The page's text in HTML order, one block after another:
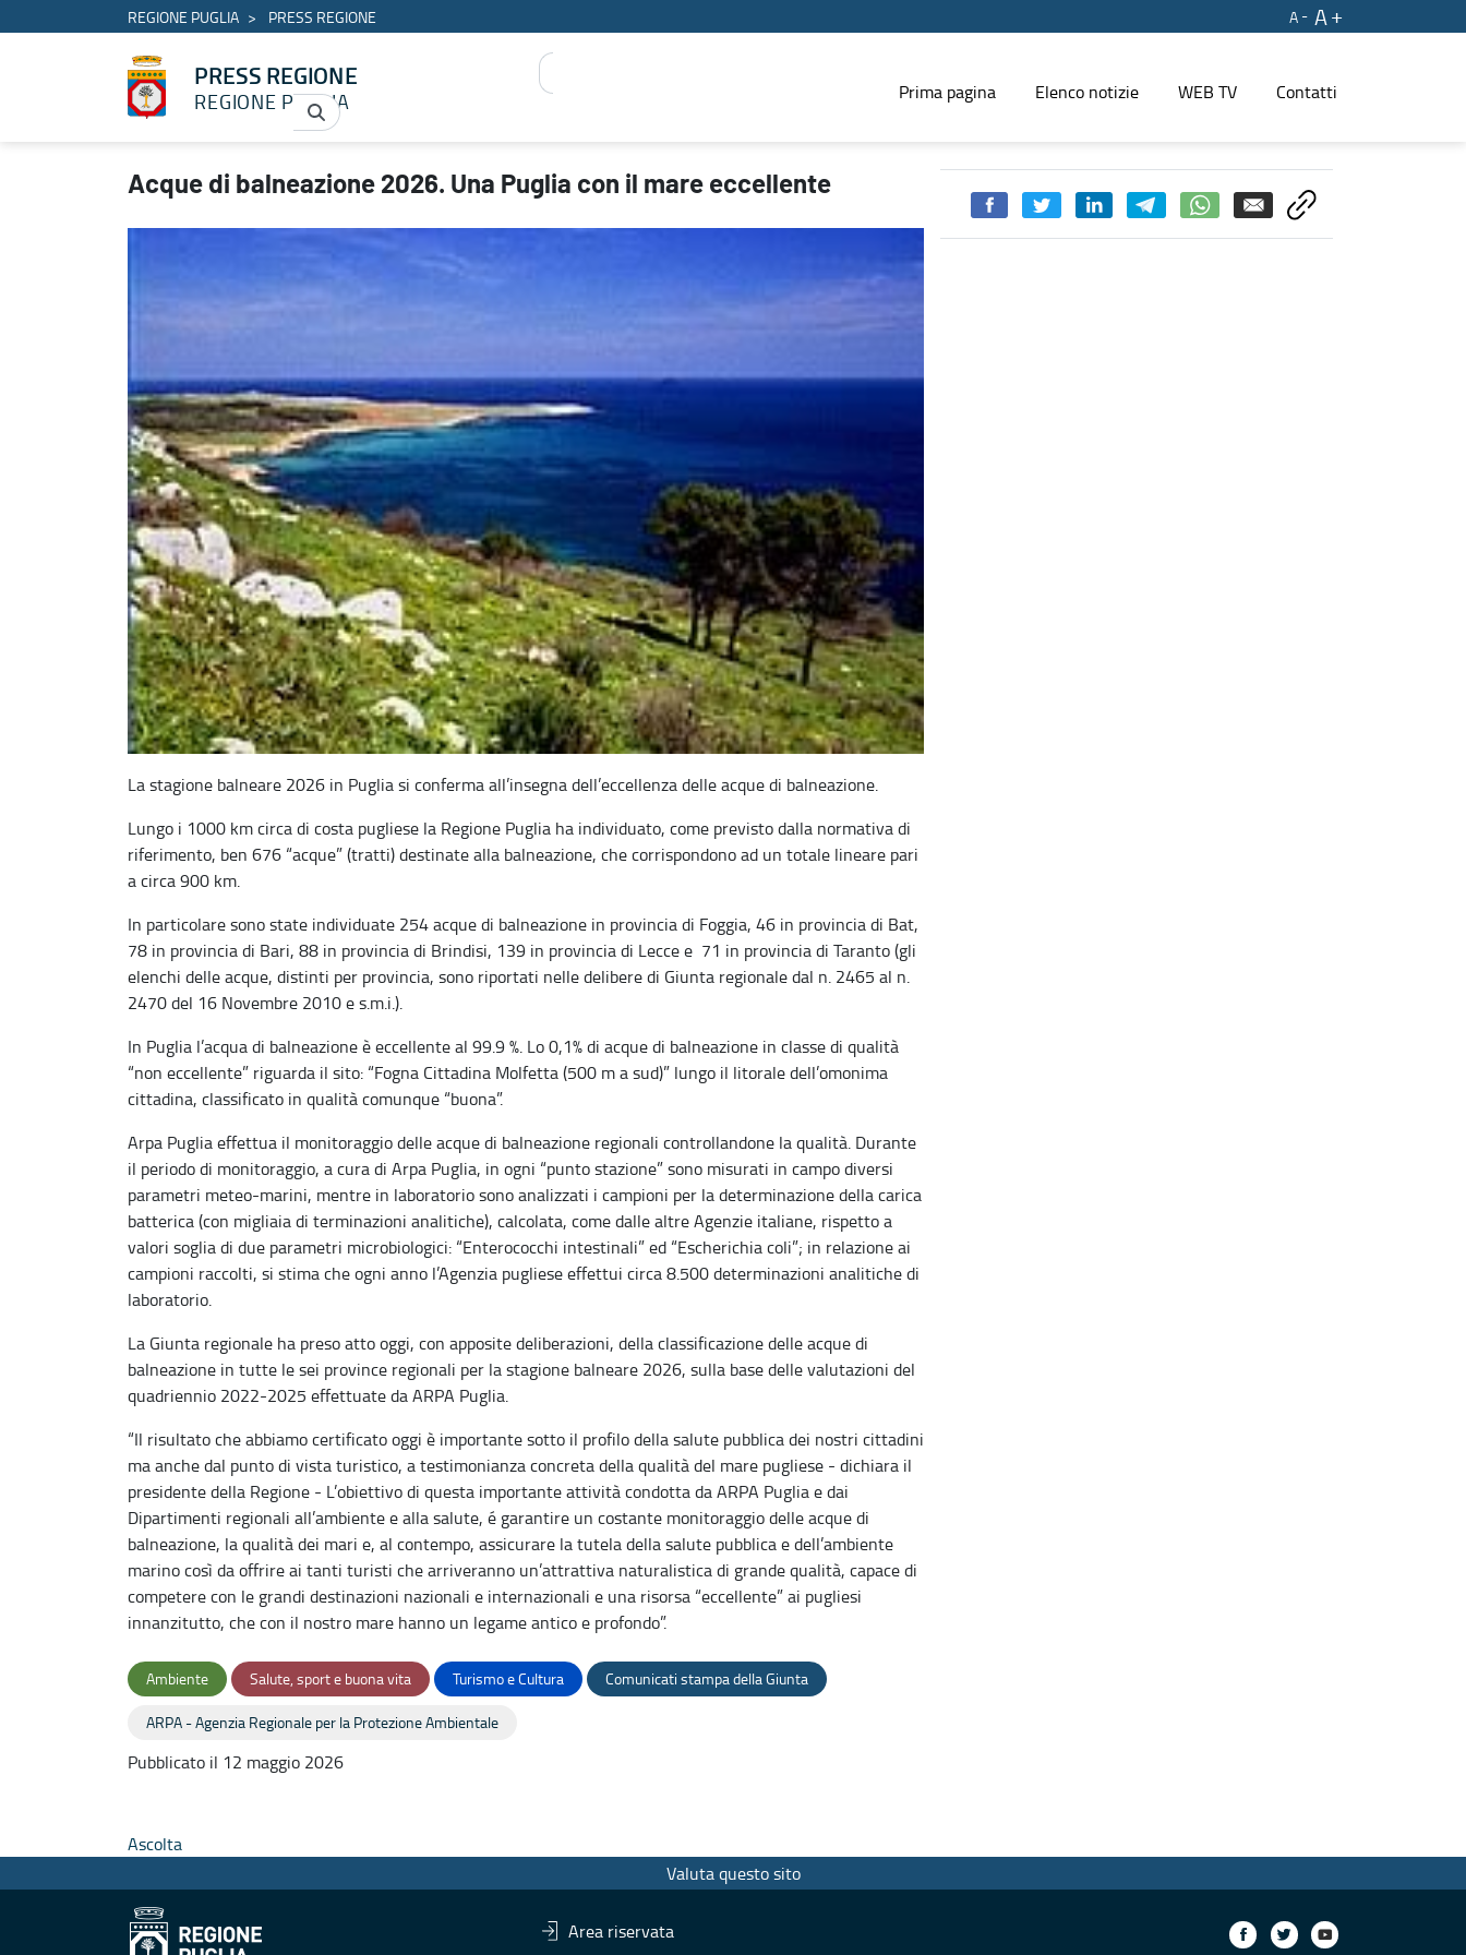
REGIONE PUGLIA PRESS REGIONE A
A
PRESS REGIONE
REGIONE PUGLIA Prima pagina Elenco notizie WEB TV Contatti
Acque di balneazione 2026. Una Puglia con il mare eccellente - PRESS REGIONE
Acque di balneazione 2026. Una Puglia con il mare eccellente
La stagione balneare 2026 in Puglia si conferma all’insegna dell’eccellenza delle acque di balneazione.
Lungo i 1000 km circa di costa pugliese la Regione Puglia ha individuato, come previsto dalla normativa di
riferimento, ben 676 “acque” (tratti) destinate alla balneazione, che corrispondono ad un totale lineare pari
a circa 900 km.
In particolare sono state individuate 254 acque di balneazione in provincia di Foggia, 46 in provincia di Bat,
78 in provincia di Bari, 88 in provincia di Brindisi, 139 in provincia di Lecce e 71 in provincia di Taranto (gli
elenchi delle acque, distinti per provincia, sono riportati nelle delibere di Giunta regionale dal n. 2465 al n.
2470 del 16 Novembre 2010 e s.m.i.).
In Puglia l’acqua di balneazione è eccellente al 99.9 %. Lo 0,1% di acque di balneazione in classe di qualità
“non eccellente” riguarda il sito: “Fogna Cittadina Molfetta (500 m a sud)” lungo il litorale dell’omonima
cittadina, classificato in qualità comunque “buona”.
Arpa Puglia effettua il monitoraggio delle acque di balneazione regionali controllandone la qualità. Durante
il periodo di monitoraggio, a cura di Arpa Puglia, in ogni “punto stazione” sono misurati in campo diversi
parametri meteo-marini, mentre in laboratorio sono analizzati i campioni per la determinazione della carica
batterica (con migliaia di terminazioni analitiche), calcolata, come dalle altre Agenzie italiane, rispetto a
valori soglia di due parametri microbiologici: “Enterococchi intestinali” ed “Escherichia coli”; in relazione ai
campioni raccolti, si stima che ogni anno l’Agenzia pugliese effettui circa 8.500 determinazioni analitiche di
laboratorio.
La Giunta regionale ha preso atto oggi, con apposite deliberazioni, della classificazione delle acque di
balneazione in tutte le sei province regionali per la stagione balneare 2026, sulla base delle valutazioni del
quadriennio 2022-2025 effettuate da ARPA Puglia.
“Il risultato che abbiamo certificato oggi è importante sotto il profilo della salute pubblica dei nostri cittadini
ma anche dal punto di vista turistico, a testimonianza concreta della qualità del mare pugliese - dichiara il
presidente della Regione - L’obiettivo di questa importante attività condotta da ARPA Puglia e dai
Dipartimenti regionali all’ambiente e alla salute, é garantire un costante monitoraggio delle acque di
balneazione, la qualità dei mari e, al contempo, assicurare la tutela della salute pubblica e dell’ambiente
marino così da offrire ai tanti turisti che arriveranno un’attrattiva naturalistica di grande qualità, capace di
competere con le grandi destinazioni nazionali e internazionali e una risorsa “eccellente” ai pugliesi
innanzitutto, che con il nostro mare hanno un legame antico e profondo”.
Ambiente Salute, sport e buona vita Turismo e Cultura Comunicati stampa della Giunta
ARPA - Agenzia Regionale per la Protezione Ambientale
Pubblicato il 12 maggio 2026
Ascolta
Valuta questo sito
Area riservata